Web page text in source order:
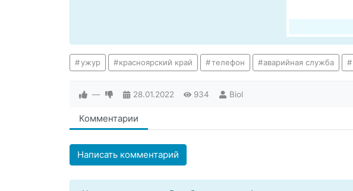
ужур красноярский край телефон аварийная служба
— 28.01.2022 934 Biol
Комментарии
Написать комментарий